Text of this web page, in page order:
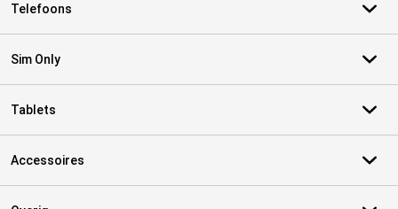
Telefoons
Sim Only
Tablets
Accessoires